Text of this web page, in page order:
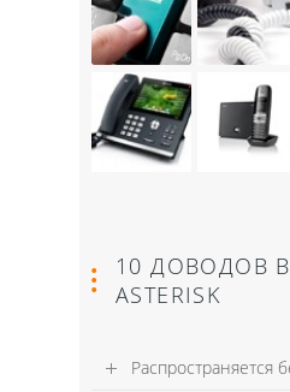
10 ДОВОДОВ
ASTERISK
Распространяется